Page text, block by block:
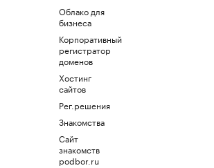
Облако для
бизнеса
Корпоративный
регистратор
доменов
Хостинг
сайтов
Рег.решения
Знакомства
Сайт
знакомств
podbor.ru